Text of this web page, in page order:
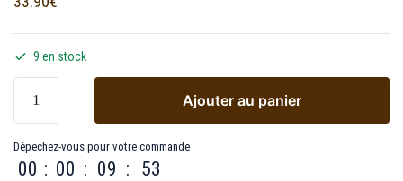
9 en stock
Ajouter au panier
Dépechez-vous pour votre commande
00 : 00 : 09 : 53